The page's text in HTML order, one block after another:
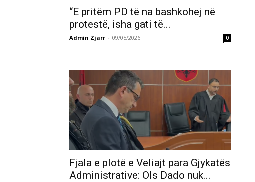
“E pritëm PD të na bashkohej në
protestë, isha gati të...
Admin Zjarr - 09/05/2026 0
Fjala e plotë e Veliajt para Gjykatës
Administrative: Ols Dado nuk...